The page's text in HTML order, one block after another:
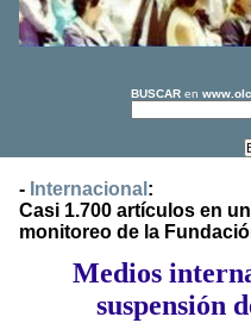
BUSCAR en
- Internacional :
Casi 1.700 artículos en
monitoreo de la
Medios
suspensión